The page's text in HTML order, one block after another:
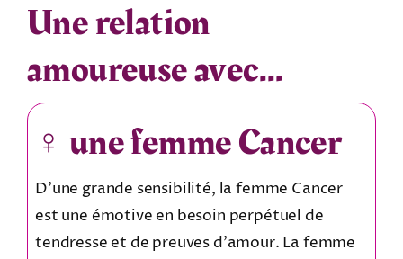
Une relation
amoureuse avec…
♀️ une femme Cancer
D’une grande sensibilité, la femme Cancer
est une émotive en besoin perpétuel de
tendresse et de preuves d’amour. La femme